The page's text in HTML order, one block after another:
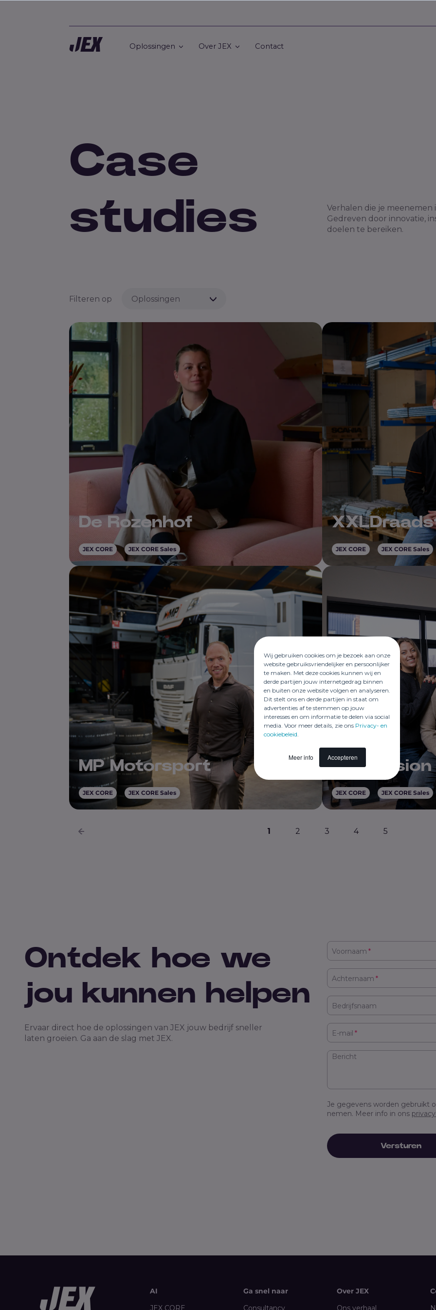
Wij gebruiken cookies om je bezoek aan onze
website gebruiksvriendelijker en persoonlijker
te maken. Met deze cookies kunnen wij en
derde partijen jouw internetgedrag binnen
en buiten onze website volgen en analyseren.
Dit stelt ons en derde partijen in staat om
advertenties af te stemmen op jouw
interesses en om informatie te delen via social
media. Voor meer details, zie ons Privacy- en
cookiebeleid.
Meer info Accepteren
Oplossingen Over JEX Contact
Case
studies
Verhalen die je meenemen
Gedreven door innovatie,
doelen te bereiken.
Filteren op Oplossingen
De Rozenhof
JEX CORE JEX CORE Sales JEX CORE JEX CORE Sales
MP Motorsport
JEX CORE JEX CORE Sales
Low Vision
JEX CORE JEX CORE Sales
1 2 3 4 5
Ontdek hoe we
jou kunnen helpen
Ervaar direct hoe de oplossingen van JEX jouw bedrijf sneller
laten groeien. Ga aan de slag met JEX.
Voornaam *
Achternaam *
Bedrijfsnaam
E-mail *
Bericht
Je gegevens worden gebruikt
nemen. Meer info in ons
AI
JEX CORE
Ga snel naar
Consultancy
Over JEX
Ons verhaal